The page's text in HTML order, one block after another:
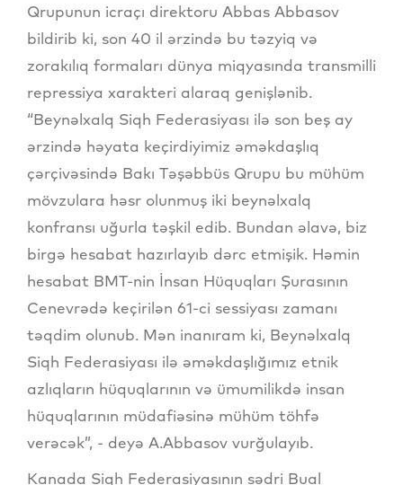
Qrupunun icraçı direktoru Abbas Abbasov
bildirib ki, son 40 il ərzində bu təzyiq və
zorakılıq formaları dünya miqyasında transmilli
repressiya xarakteri alaraq genişlənib.
“Beynəlxalq Siqh Federasiyası ilə son beş ay
ərzində həyata keçirdiyimiz əməkdaşlıq
çərçivəsində Bakı Təşəbbüs Qrupu bu mühüm
mövzulara həsr olunmuş iki beynəlxalq
konfransı uğurla təşkil edib. Bundan əlavə, biz
birgə hesabat hazırlayıb dərc etmişik. Həmin
hesabat BMT-nin İnsan Hüquqları Şurasının
Cenevrədə keçirilən 61-ci sessiyası zamanı
təqdim olunub. Mən inanıram ki, Beynəlxalq
Siqh Federasiyası ilə əməkdaşlığımız etnik
azlıqların hüquqlarının və ümumilikdə insan
hüquqlarının müdafiəsinə mühüm töhfə
verəcək”, - deyə A.Abbasov vurğulayıb.
Kanada Siqh Federasiyasının sədri Bual